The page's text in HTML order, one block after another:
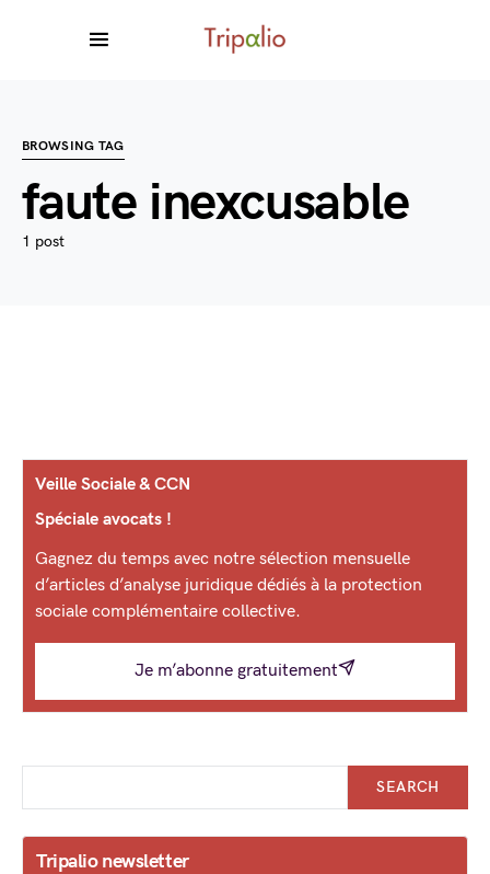
BROWSING TAG
faute inexcusable
1 post
Veille Sociale & CCN
Spéciale avocats !
Gagnez du temps avec notre sélection mensuelle
d’articles d’analyse juridique dédiés à la protection
sociale complémentaire collective.
Je m’abonne gratuitement
SEARCH
Tripalio newsletter